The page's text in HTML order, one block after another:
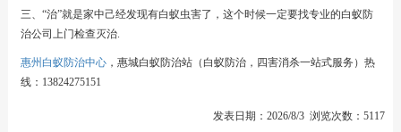
三、“治”就是家中己经发现有白蚁虫害了，这个时候一定要找专业的白蚁防
治公司上门检查灭治.
惠州白蚁防治中心，惠城白蚁防治站（白蚁防治，四害消杀一站式服务）热
线：13824275151
发表日期：2026/8/3 浏览次数：5117